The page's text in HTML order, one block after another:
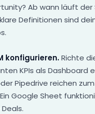
Ab wann läuft der
Definitionen sind
konfigurieren.Richte
KPIs als Dashboard
Pipedrive reichen
Ein Google Sheet